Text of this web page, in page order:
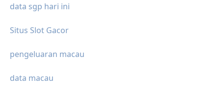
data sgp hari ini
Situs Slot Gacor
pengeluaran macau
data macau